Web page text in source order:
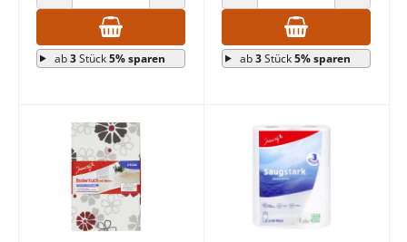
ANZAHL VERRINGERN ANZAHL ERHÖHEN
ab3Stück5% sparen
ANZAHL VERRINGERN ANZAHL
ab3Stück5% sparen